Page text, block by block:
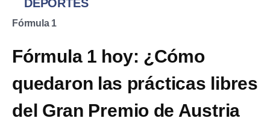
DEPORTES
Fórmula 1
Fórmula 1 hoy: ¿Cómo
quedaron las prácticas libres
del Gran Premio de Austria